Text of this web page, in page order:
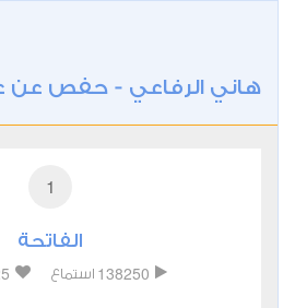
هاني الرفاعي - حفص عن
1
الفاتحة
138250 استماع